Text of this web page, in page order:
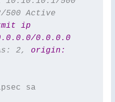
500 Active
ip
0.0.0.0
SAs: 2,
origin:
sa